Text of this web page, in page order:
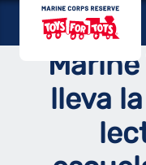
contenido
lleva